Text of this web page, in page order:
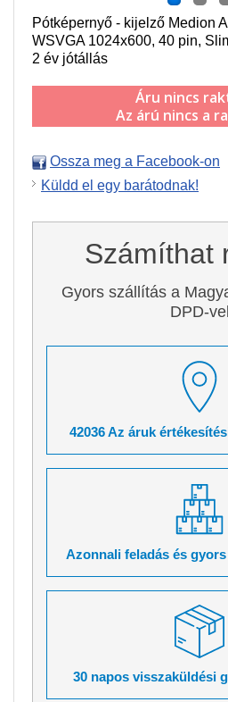
Pótképernyő - kijelző Medion
WSVGA 1024x600, 40 pin,
2 év jótállás
Áru nincs
Az árú nincs a
Ossza meg a Facebook-on
Küldd el egy barátodnak!
Számíthat
Gyors szállítás a
DPD-vel
42036 Az áruk értékesítési
Azonnali feladás és gyors
30 napos visszaküldési